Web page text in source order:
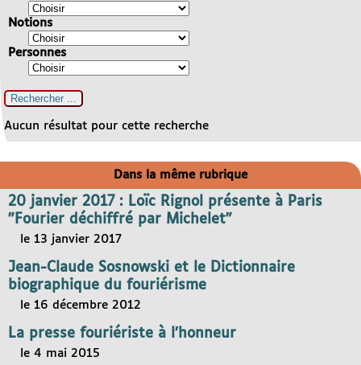
Notions
Personnes
Aucun résultat pour cette recherche
Dans la même rubrique
20 janvier 2017 : Loïc Rignol présente à Paris
"Fourier déchiffré par Michelet"
le 13 janvier 2017
Jean-Claude Sosnowski et le Dictionnaire
biographique du fouriérisme
le 16 décembre 2012
La presse fouriériste à l’honneur
le 4 mai 2015